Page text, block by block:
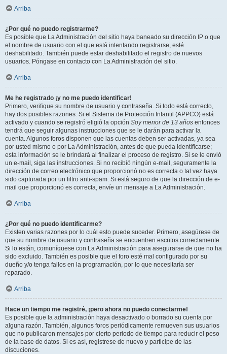
Arriba
¿Por qué no puedo registrarme?
Es posible que La Administración del sitio haya baneado su dirección IP o que
el nombre de usuario con el que está intentando registrarse, esté
deshabilitado. También puede estar deshabilitado el registro de nuevos
usuarios. Póngase en contacto con La Administración del sitio.
Arriba
Me he registrado ¡y no me puedo identificar!
Primero, verifique su nombre de usuario y contraseña. Si todo está correcto,
hay dos posibles razones. Si el Sistema de Protección Infantil (APPCO) está
activado y cuando se registró eligió la opción Soy menor de 13 años entonces
tendrá que seguir algunas instrucciones que se le darán para activar la
cuenta. Algunos foros disponen que las cuentas deben ser activadas, ya sea
por usted mismo o por La Administración, antes de que pueda identificarse;
esta información se le brindará al finalizar el proceso de registro. Si se le envió
un e-mail, siga las instrucciones. Si no recibió ningún e-mail, seguramente la
dirección de correo electrónico que proporcionó no es correcta o tal vez haya
sido capturada por un filtro anti-spam. Si está seguro de que la dirección de e-
mail que proporcionó es correcta, envíe un mensaje a La Administración.
Arriba
¿Por qué no puedo identificarme?
Existen varias razones por lo cuál esto puede suceder. Primero, asegúrese de
que su nombre de usuario y contraseña se encuentren escritos correctamente.
Si lo están, comuníquese con La Administración para asegurarse de que no ha
sido excluido. También es posible que el foro esté mal configurado por su
dueño y/o tenga fallos en la programación, por lo que necesitaría ser
reparado.
Arriba
Hace un tiempo me registré, ¡pero ahora no puedo conectarme!
Es posible que la administración haya desactivado o borrado su cuenta por
alguna razón. También, algunos foros periódicamente remueven sus usuarios
que no publicaron mensajes por cierto periodo de tiempo para reducir el peso
de la base de datos. Si es así, registrese de nuevo y participe de las
discuciones.